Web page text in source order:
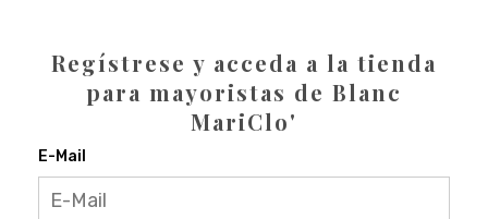
Regístrese y acceda a la tienda
para mayoristas de Blanc
MariClo'
E-Mail